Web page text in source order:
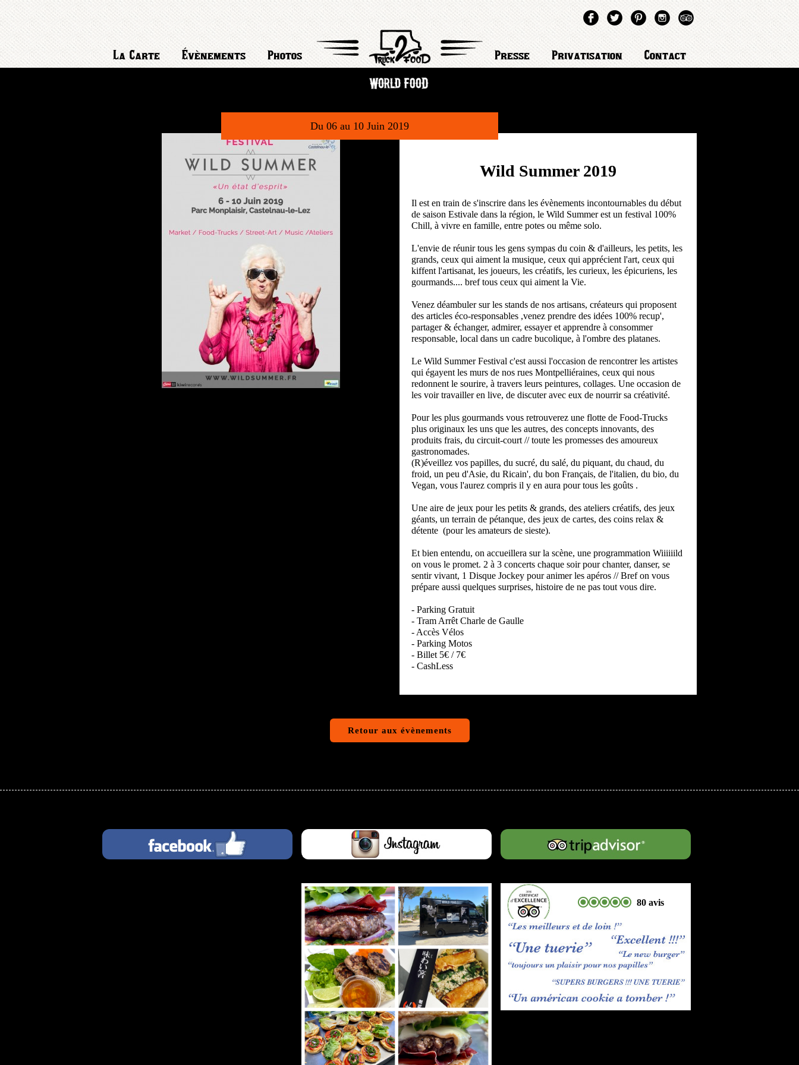
La Carte Évènements Photos Presse Privatisation Contact
Du 06 au 10 Juin 2019
Wild Summer 2019
Il est en train de s'inscrire dans les évènements incontournables du début
de saison Estivale dans la région, le Wild Summer est un festival 100%
Chill, à vivre en famille, entre potes ou même solo.
L'envie de réunir tous les gens sympas du coin & d'ailleurs, les petits, les
grands, ceux qui aiment la musique, ceux qui apprécient l'art, ceux qui
kiffent l'artisanat, les joueurs, les créatifs, les curieux, les épicuriens, les
gourmands.... bref tous ceux qui aiment la Vie.
Venez déambuler sur les stands de nos artisans, créateurs qui proposent
des articles éco-responsables ,venez prendre des idées 100% recup',
partager & échanger, admirer, essayer et apprendre à consommer
responsable, local dans un cadre bucolique, à l'ombre des platanes.
Le Wild Summer Festival c'est aussi l'occasion de rencontrer les artistes
qui égayent les murs de nos rues Montpelliéraines, ceux qui nous
redonnent le sourire, à travers leurs peintures, collages. Une occasion de
les voir travailler en live, de discuter avec eux de nourrir sa créativité.
Pour les plus gourmands vous retrouverez une flotte de Food-Trucks
plus originaux les uns que les autres, des concepts innovants, des
produits frais, du circuit-court // toute les promesses des amoureux
gastronomades.
(R)éveillez vos papilles, du sucré, du salé, du piquant, du chaud, du
froid, un peu d'Asie, du Ricain', du bon Français, de l'italien, du bio, du
Vegan, vous l'aurez compris il y en aura pour tous les goûts .
Une aire de jeux pour les petits & grands, des ateliers créatifs, des jeux
géants, un terrain de pétanque, des jeux de cartes, des coins relax &
détente (pour les amateurs de sieste).
Et bien entendu, on accueillera sur la scène, une programmation Wiiiiiild
on vous le promet. 2 à 3 concerts chaque soir pour chanter, danser, se
sentir vivant, 1 Disque Jockey pour animer les apéros // Bref on vous
prépare aussi quelques surprises, histoire de ne pas tout vous dire.
- Parking Gratuit
- Tram Arrêt Charle de Gaulle
- Accès Vélos
- Parking Motos
- Billet 5€ / 7€
- CashLess
Retour aux évènements
80 avis